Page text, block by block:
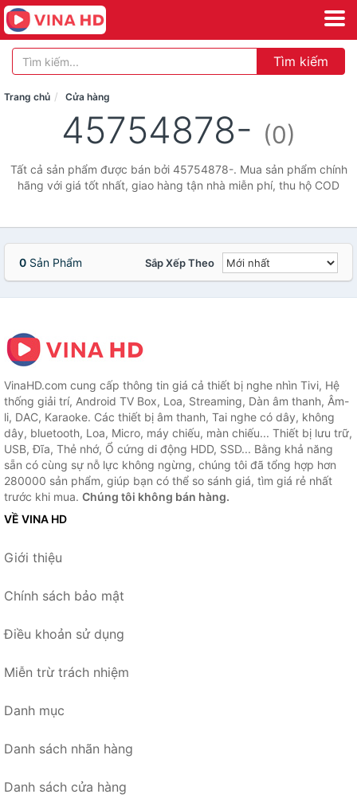
Tìm kiếm
Trang chủ Cửa hàng
45754878- (0)
Tất cả sản phẩm được bán bởi 45754878-. Mua sản phẩm chính
hãng với giá tốt nhất, giao hàng tận nhà miễn phí, thu hộ COD
0 Sản Phẩm Sắp Xếp Theo
VinaHD.com cung cấp thông tin giá cả thiết bị nghe nhìn Tivi, Hệ
thống giải trí, Android TV Box, Loa, Streaming, Dàn âm thanh, Âm-
li, DAC, Karaoke. Các thiết bị âm thanh, Tai nghe có dây, không
dây, bluetooth, Loa, Micro, máy chiếu, màn chiếu... Thiết bị lưu trữ,
USB, Đĩa, Thẻ nhớ, Ổ cứng di động HDD, SSD... Bằng khả năng
sẵn có cùng sự nỗ lực không ngừng, chúng tôi đã tổng hợp hơn
280000 sản phẩm, giúp bạn có thể so sánh giá, tìm giá rẻ nhất
trước khi mua. Chúng tôi không bán hàng.
VỀ VINA HD
Giới thiệu
Chính sách bảo mật
Điều khoản sử dụng
Miễn trừ trách nhiệm
Danh mục
Danh sách nhãn hàng
Danh sách cửa hàng